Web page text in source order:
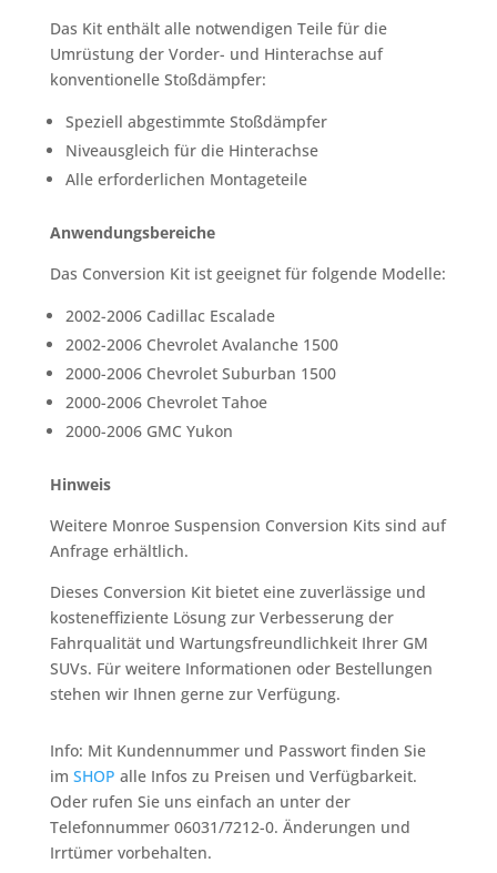
Das Kit enthält alle notwendigen Teile für die
Umrüstung der Vorder- und Hinterachse auf
konventionelle Stoßdämpfer:
Speziell abgestimmte Stoßdämpfer
Niveausgleich für die Hinterachse
Alle erforderlichen Montageteile
Anwendungsbereiche
Das Conversion Kit ist geeignet für folgende Modelle:
2002-2006 Cadillac Escalade
2002-2006 Chevrolet Avalanche 1500
2000-2006 Chevrolet Suburban 1500
2000-2006 Chevrolet Tahoe
2000-2006 GMC Yukon
Hinweis
Weitere Monroe Suspension Conversion Kits sind auf
Anfrage erhältlich.
Dieses Conversion Kit bietet eine zuverlässige und
kosteneffiziente Lösung zur Verbesserung der
Fahrqualität und Wartungsfreundlichkeit Ihrer GM
SUVs. Für weitere Informationen oder Bestellungen
stehen wir Ihnen gerne zur Verfügung.
Info: Mit Kundennummer und Passwort finden Sie
im SHOP alle Infos zu Preisen und Verfügbarkeit.
Oder rufen Sie uns einfach an unter der
Telefonnummer 06031/7212-0. Änderungen und
Irrtümer vorbehalten.